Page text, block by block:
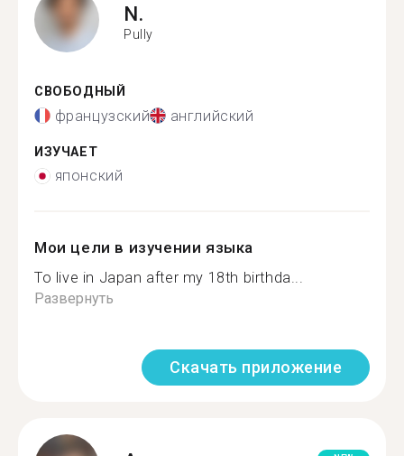
N.
Pully
СВОБОДНЫЙ
французский английский
ИЗУЧАЕТ
японский
Мои цели в изучении языка
To live in Japan after my 18th birthda...
Развернуть
Скачать приложение